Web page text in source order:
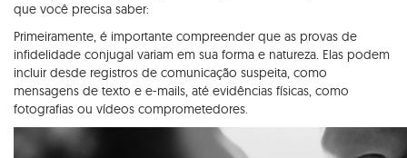
que você precisa saber:
Primeiramente, é importante compreender que as provas de
infidelidade conjugal variam em sua forma e natureza. Elas podem
incluir desde registros de comunicação suspeita, como
mensagens de texto e e-mails, até evidências físicas, como
fotografias ou vídeos comprometedores.